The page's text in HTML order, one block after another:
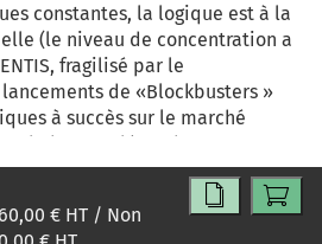
constantes, la logique est à la
(le niveau de concentration a
fragilisé par le
de «Blockbusters »
à succès sur le marché
de bourse décrocher et passer
deux fois plus petit. C'est
a eu lieu. L'étudiant
la structure du marché,
€ HT / Non